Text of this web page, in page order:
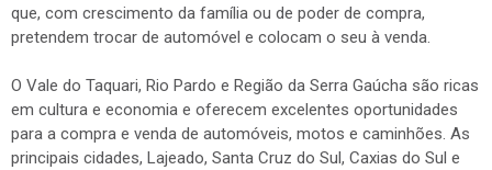
que, com crescimento da família ou de poder de compra,
pretendem trocar de automóvel e colocam o seu à venda.
O Vale do Taquari, Rio Pardo e Região da Serra Gaúcha são ricas
em cultura e economia e oferecem excelentes oportunidades
para a compra e venda de automóveis, motos e caminhões. As
principais cidades, Lajeado, Santa Cruz do Sul, Caxias do Sul e